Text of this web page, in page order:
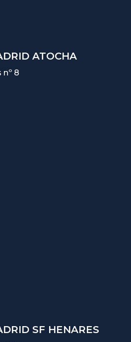
ATOCHA
nº 8
SF HENARES